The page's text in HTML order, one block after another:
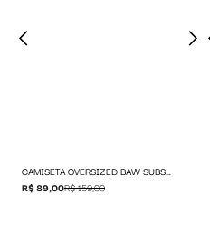
CAMISETA OVERSIZED BAW SUBSCRIPT
R$ 89,00R$ 159,00